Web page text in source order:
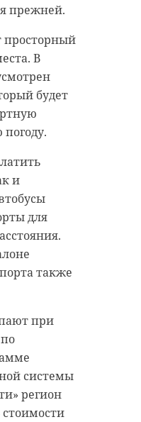
прежней.
просторный
В
будет
и
для
также
при
системы
регион